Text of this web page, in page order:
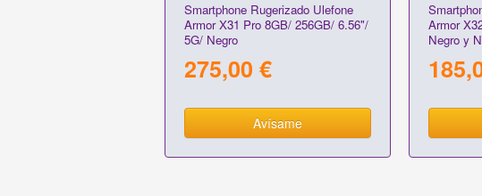
Smartphone Rugerizado Ulefone
Armor X31 Pro 8GB/ 256GB/ 6.56"/
5G/ Negro
275,00 €
Avísame
Armor
Negro y